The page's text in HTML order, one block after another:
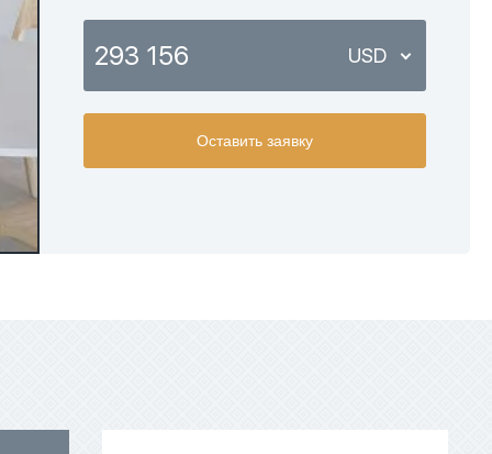
293 156 USD
Оставить заявку